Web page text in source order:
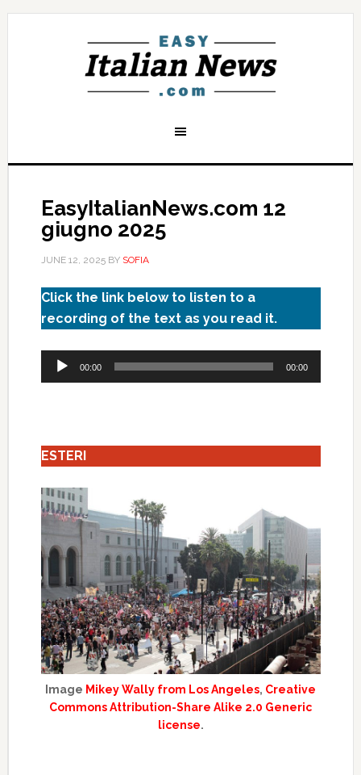
EasyItalianNews.com 12
giugno 2025
JUNE 12, 2025BY SOFIA
Click the link below to listen to a
recording of the text as you read it.
Audio
Player
00:00 00:00
ESTERI
Image Mikey Wally from Los Angeles, Creative
Commons Attribution-Share Alike 2.0 Generic
license.